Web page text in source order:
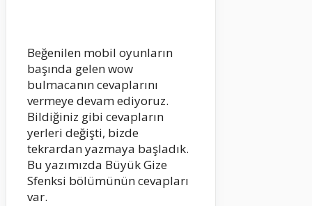
Beğenilen mobil oyunların
başında gelen wow
bulmacanın cevaplarını
vermeye devam ediyoruz.
Bildiğiniz gibi cevapların
yerleri değişti, bizde
tekrardan yazmaya başladık.
Bu yazımızda Büyük Gize
Sfenksi bölümünün cevapları
var.